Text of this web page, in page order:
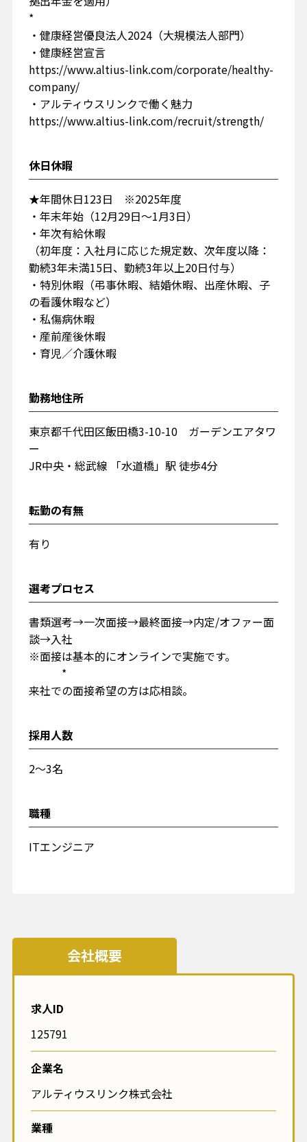
*
・健康経営優良法人2024（大規模法人部門）
・健康経営宣言
https://www.altius-link.com/corporate/healthy-
company/
・アルティウスリンクで働く魅力
https://www.altius-link.com/recruit/strength/
休日休暇
★年間休日123日 ※2025年度
・年末年始（12月29日～1月3日）
・年次有給休暇
（初年度：入社月に応じた規定数、次年度以降：
勤続3年未満15日、勤続3年以上20日付与）
・特別休暇（弔事休暇、結婚休暇、出産休暇、子
の看護休暇など）
・私傷病休暇
・産前産後休暇
・育児／介護休暇
勤務地住所
東京都千代田区飯田橋3-10-10 ガーデンエアタワ
ー
JR中央・総武線 「水道橋」駅 徒歩4分
転勤の有無
有り
選考プロセス
書類選考→一次面接→最終面接→内定/オファー面
談→入社
※面接は基本的にオンラインで実施です。
*
来社での面接希望の方は応相談。
採用人数
2～3名
職種
ITエンジニア
会社概要
求人ID
125791
企業名
アルティウスリンク株式会社
業種